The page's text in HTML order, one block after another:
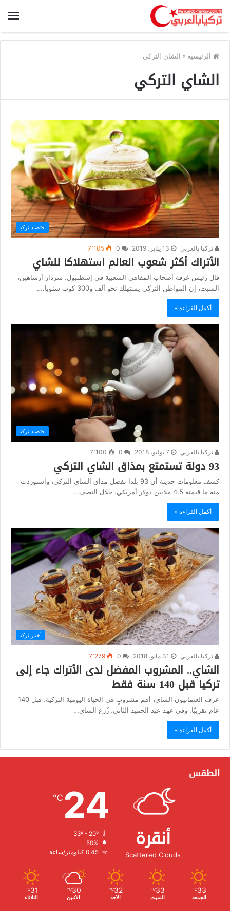
الرئيسية » الشاي التركي
الشاي التركي
اقتصاد تركيا
تركيا بالعربي 13 يناير، 2019 7٬105
الأتراك أكثر شعوب العالم استهلاكا للشاي
قال رئيس غرفة أصحاب المقاهي الشعبية في إسطنبول، سردار أرشاهين،
السبت، إن المواطن التركي يستهلك نحو ألف و300 كوب سنويا.…
أكمل القراءة »
اقتصاد تركيا
تركيا بالعربي 7 يوليو، 2018 7٬100
93 دولة تستمتع بمذاق الشاي التركي
كشف معلومات حديثة أن 93 بلدا تفضل مذاق الشاي التركي، واستوردت
منه ما قيمته 4.5 ملايين دولار أمريكي، خلال النصف…
أكمل القراءة »
أخبار تركيا
تركيا بالعربي 31 مايو، 2018 7٬279
الشاي.. المشروب المفضل لدى الأتراك جاء إلى
تركيا قبل 140 سنة فقط
عرف العثمانيون الشاي، أهم مشروبٍ في الحياة اليومية التركية، قبل 140
عام تقريبًا. وفي عهد عبد الحميد الثاني، زُرع الشاي…
أكمل القراءة »
الطقس
أنقرة
Scattered Clouds
24
℃
الرطوبة:
الرياح:
33
℃
الجمعة
33
℃
السبت
32
℃
الأحد
30
℃
الأثنين
31
℃
الثلاثاء